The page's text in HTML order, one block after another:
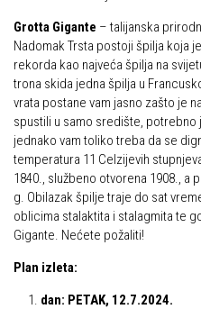
Novosti SVP
Povijest SVP
Izvješća s izleta SVP
Speleolozi
Alpinisti
Skijaši
Dragojlinom stazom na Okić
Dan Željezničara na Oštrcu
Putopisi
Put ekspedicionizma
Ojos del Salado
Slavko Patačko
Tomislav Zoričić – Tom
Grotta Gigante – talijanska
Nadomak Trsta postoji špilja koja
rekorda kao najveća špilja na
trona skida jedna špilja u
vrata postane vam jasno zašto je
spustili u samo središte,
jednako vam toliko treba da se
temperatura 11 Celzijevih
1840., službeno otvorena 1908., a
g. Obilazak špilje traje do sat
oblicima stalaktita i stalagmita te
Gigante. Nećete požaliti!
Plan izleta:
dan: PETAK, 12.7.2024.